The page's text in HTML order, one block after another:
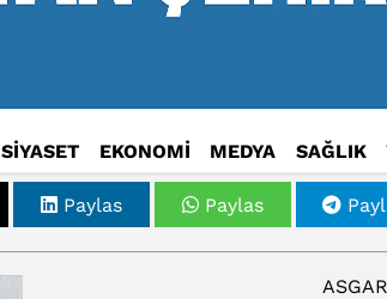
SİYASET EKONOMİ MEDYA SAĞLIK
Paylas Paylas